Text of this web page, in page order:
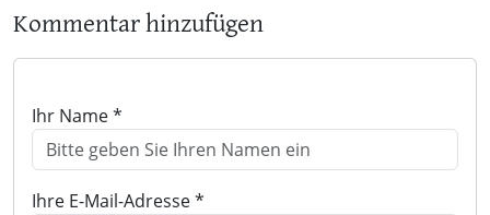
Kommentar hinzufügen
Ihr Name *
Ihre E-Mail-Adresse *